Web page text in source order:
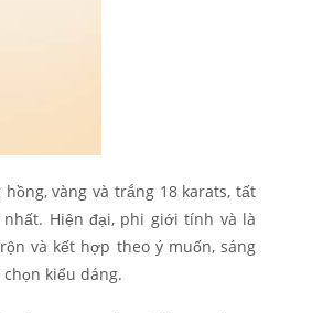
vàng và trắng 18 karats, tất
Hiện đại, phi giới tính và là
và kết hợp theo ý muốn, sáng
kiểu dáng.